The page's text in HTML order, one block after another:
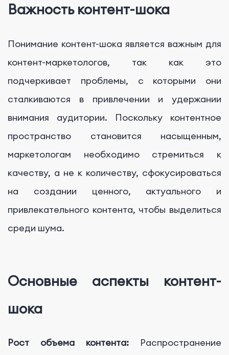
Важность контент-шока
Понимание контент-шока является важным для
контент-маркетологов, так как это
подчеркивает проблемы, с которыми они
сталкиваются в привлечении и удержании
внимания аудитории. Поскольку контентное
пространство становится насыщенным,
маркетологам необходимо стремиться к
качеству, а не к количеству, сфокусироваться
на создании ценного, актуального и
привлекательного контента, чтобы выделиться
среди шума.
Основные аспекты контент-
шока
Рост объема контента: Распространение